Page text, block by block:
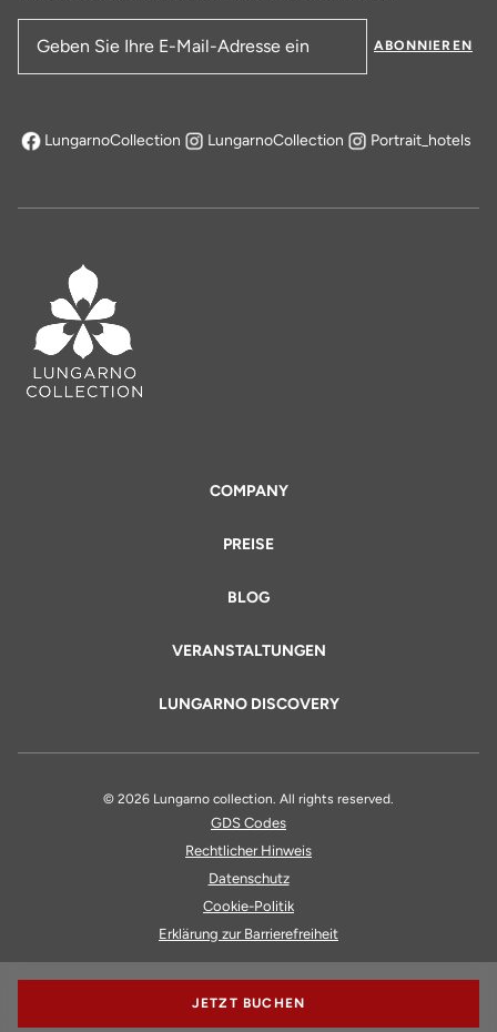
JETZT BUCHEN
COMPANY
PREISE
BLOG
VERANSTALTUNGEN
LUNGARNO DISCOVERY
E-Mail-Adresse
ABONNIEREN
LungarnoCollection
öffnet sich in einem neuen Tab
LungarnoCollection Portrait_hotels
© 2026 Lungarno collection. All rights reserved.
GDS Codes
Rechtlicher Hinweis
Datenschutz
Cookie-Politik
Erklärung zur Barrierefreiheit